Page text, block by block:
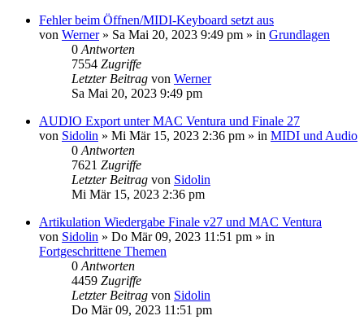
Fehler beim Öffnen/MIDI-Keyboard setzt aus
von Werner» Sa Mai 20, 2023 9:49 pm » in Grundlagen
0 Antworten
7554 Zugriffe
Letzter Beitrag von Werner
Sa Mai 20, 2023 9:49 pm
AUDIO Export unter MAC Ventura und Finale 27
von Sidolin » Mi Mär 15, 2023 2:36 pm » in MIDI und Audio
0 Antworten
7621 Zugriffe
Letzter Beitrag von Sidolin
Mi Mär 15, 2023 2:36 pm
Artikulation Wiedergabe Finale v27 und MAC Ventura
von Sidolin » Do Mär 09, 2023 11:51 pm » in
Fortgeschrittene Themen
0 Antworten
4459 Zugriffe
Letzter Beitrag von Sidolin
Do Mär 09, 2023 11:51 pm